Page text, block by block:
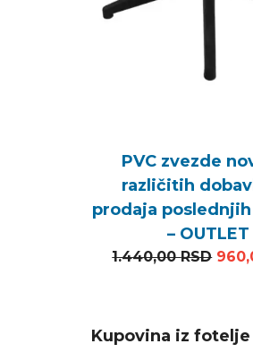
PVC zvezde
različitih
prodaja
– OUTLET
1.440,00RSD
Kupovina iz fotelje